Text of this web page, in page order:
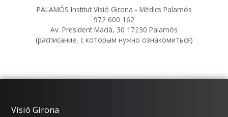
PALAMÓS Institut Visió Girona - Mèdics Palamós
972 600 162
Av. President Macià, 30 17230 Palamós
(расписание, с которым нужно ознакомиться)
Visió Girona